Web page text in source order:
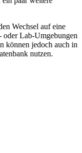
Wechsel auf eine
oder Lab-Umgebungen
können jedoch auch in
nutzen.